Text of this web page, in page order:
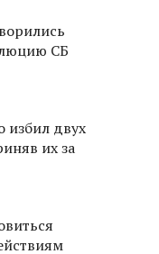
СБ
избил двух
их за